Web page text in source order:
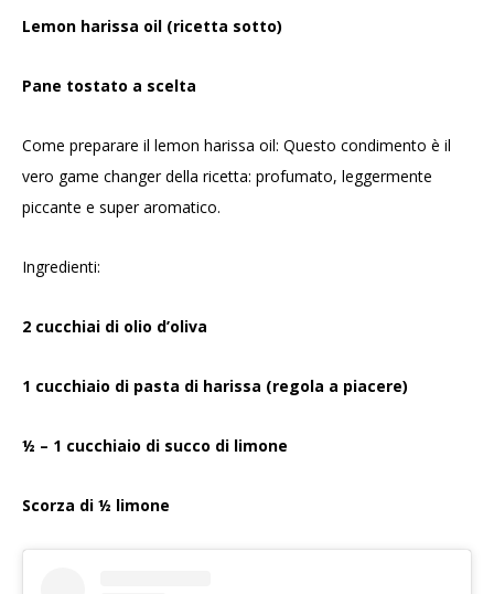
Lemon harissa oil (ricetta sotto)
Pane tostato a scelta
Come preparare il lemon harissa oil: Questo condimento è il
vero game changer della ricetta: profumato, leggermente
piccante e super aromatico.
Ingredienti:
2 cucchiai di olio d’oliva
1 cucchiaio di pasta di harissa (regola a piacere)
½ – 1 cucchiaio di succo di limone
Scorza di ½ limone